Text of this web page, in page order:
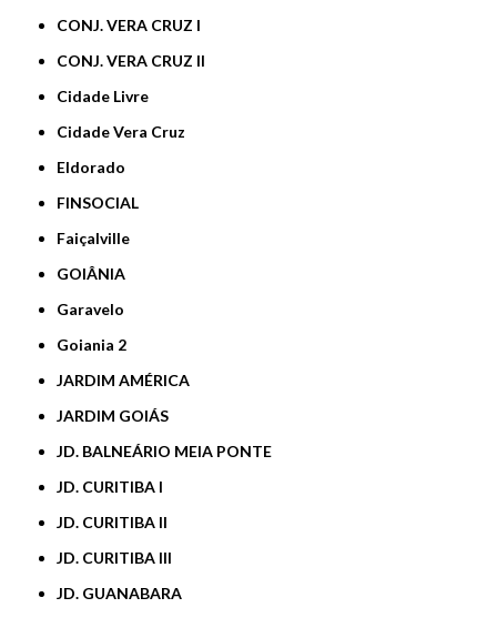
CONJ. VERA CRUZ I
CONJ. VERA CRUZ II
Cidade Livre
Cidade Vera Cruz
Eldorado
FINSOCIAL
Faiçalville
GOIÂNIA
Garavelo
Goiania 2
JARDIM AMÉRICA
JARDIM GOIÁS
JD. BALNEÁRIO MEIA PONTE
JD. CURITIBA I
JD. CURITIBA II
JD. CURITIBA III
JD. GUANABARA